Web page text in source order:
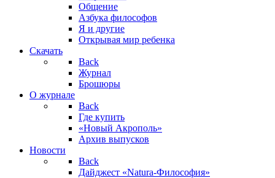
Общение
Азбука философов
Я и другие
Открывая мир ребенка
Скачать
Back
Журнал
Брошюры
О журнале
Back
Где купить
«Новый Акрополь»
Архив выпусков
Новости
Back
Дайджест «Natura-Философия»